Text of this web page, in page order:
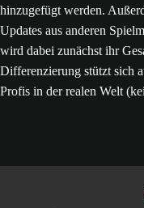
hinzugefügt werden.
Updates aus anderen
wird dabei zunächst ihr
Differenzierung stützt sich
Profis in der realen Welt